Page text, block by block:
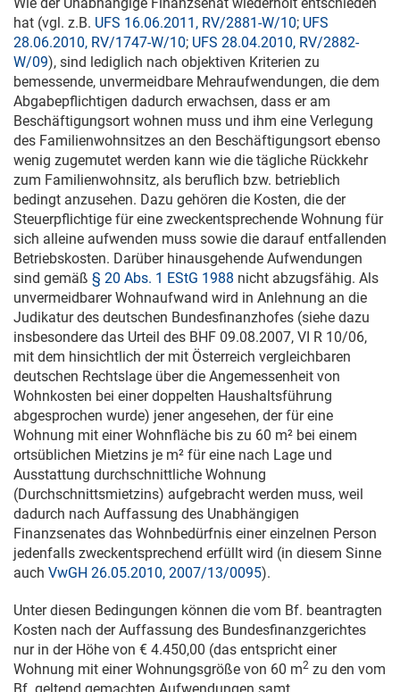
hat (vgl. z.B. UFS 16.06.2011, RV/2881-W/10; UFS
28.06.2010, RV/1747-W/10; UFS 28.04.2010, RV/2882-
W/09), sind lediglich nach objektiven Kriterien zu
bemessende, unvermeidbare Mehraufwendungen, die dem
Abgabepflichtigen dadurch erwachsen, dass er am
Beschäftigungsort wohnen muss und ihm eine Verlegung
des Familienwohnsitzes an den Beschäftigungsort ebenso
wenig zugemutet werden kann wie die tägliche Rückkehr
zum Familienwohnsitz, als beruflich bzw. betrieblich
bedingt anzusehen. Dazu gehören die Kosten, die der
Steuerpflichtige für eine zweckentsprechende Wohnung für
sich alleine aufwenden muss sowie die darauf entfallenden
Betriebskosten. Darüber hinausgehende Aufwendungen
sind gemäß § 20 Abs. 1 EStG 1988 nicht abzugsfähig. Als
unvermeidbarer Wohnaufwand wird in Anlehnung an die
Judikatur des deutschen Bundesfinanzhofes (siehe dazu
insbesondere das Urteil des BHF 09.08.2007, VI R 10/06,
mit dem hinsichtlich der mit Österreich vergleichbaren
deutschen Rechtslage über die Angemessenheit von
Wohnkosten bei einer doppelten Haushaltsführung
abgesprochen wurde) jener angesehen, der für eine
Wohnung mit einer Wohnfläche bis zu 60 m² bei einem
ortsüblichen Mietzins je m² für eine nach Lage und
Ausstattung durchschnittliche Wohnung
(Durchschnittsmietzins) aufgebracht werden muss, weil
dadurch nach Auffassung des Unabhängigen
Finanzsenates das Wohnbedürfnis einer einzelnen Person
jedenfalls zweckentsprechend erfüllt wird (in diesem Sinne
auch VwGH 26.05.2010, 2007/13/0095).
Unter diesen Bedingungen können die vom Bf. beantragten
Kosten nach der Auffassung des Bundesfinanzgerichtes
nur in der Höhe von € 4.450,00 (das entspricht einer
Wohnung mit einer Wohnungsgröße von 60 m2 zu den vom